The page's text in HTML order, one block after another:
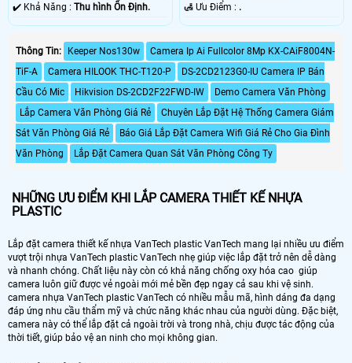
️✔️ Khả Năng : Thu hình Ổn Định.
️🛃 Ưu Điểm : .
Thông Tin: Keeper Nos130w
Camera Ip Ai Fullcolor 8Mp KX-CAiF8004N-
TiF-A
Camera HILOOK THC-T120-P
DS-2CD2123G0-IU Camera IP Bán
Cầu Có Mic
Hikvision DS-2CD2F22FWD-IW
Demo Camera Văn Phòng
Lắp Camera Văn Phòng Giá Rẻ
Chuyên Lắp Đặt Hệ Thống Camera Giám
Sát Văn Phòng Giá Rẻ
Báo Giá Lắp Đặt Camera Wifi Giá Rẻ Cho Gia Đình
Văn Phòng
Lắp Đặt Camera Quan Sát Văn Phòng Công Ty
NHỮNG ƯU ĐIỂM KHI LẮP CAMERA THIẾT KẾ NHỰA
PLASTIC
Lắp đặt camera thiết kế nhựa VanTech plastic VanTech mang lại nhiều ưu điểm
vượt trội nhựa VanTech plastic VanTech nhẹ giúp việc lắp đặt trở nên dễ dàng
và nhanh chóng. Chất liệu này còn có khả năng chống oxy hóa cao giúp
camera luôn giữ được vẻ ngoài mới mẻ bền đẹp ngay cả sau khi vệ sinh.
camera nhựa VanTech plastic VanTech có nhiều mẫu mã, hình dáng đa dạng
đáp ứng nhu cầu thẩm mỹ và chức năng khác nhau của người dùng. Đặc biệt,
camera này có thể lắp đặt cả ngoài trời và trong nhà, chịu được tác động của
thời tiết, giúp bảo vệ an ninh cho mọi không gian.